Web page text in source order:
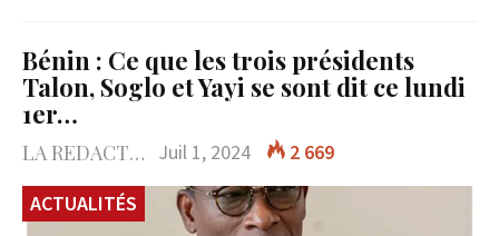
Bénin : Ce que les trois présidents
Talon, Soglo et Yayi se sont dit ce lundi
1er…
LA REDACTION Juil 1, 2024
2 669
ACTUALITÉS